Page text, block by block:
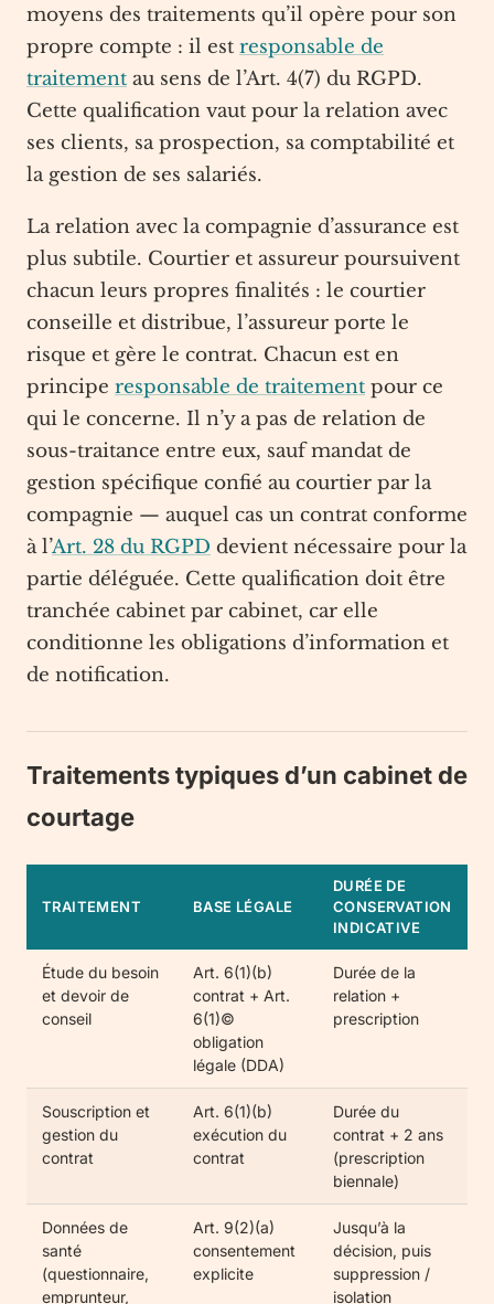
moyens des traitements qu’il opère pour son
propre compte : il est responsable de
traitement au sens de l’Art. 4(7) du RGPD.
Cette qualification vaut pour la relation avec
ses clients, sa prospection, sa comptabilité et
la gestion de ses salariés.
La relation avec la compagnie d’assurance est
plus subtile. Courtier et assureur poursuivent
chacun leurs propres finalités : le courtier
conseille et distribue, l’assureur porte le
risque et gère le contrat. Chacun est en
principe responsable de traitement pour ce
qui le concerne. Il n’y a pas de relation de
sous-traitance entre eux, sauf mandat de
gestion spécifique confié au courtier par la
compagnie — auquel cas un contrat conforme
à l’Art. 28 du RGPD devient nécessaire pour la
partie déléguée. Cette qualification doit être
tranchée cabinet par cabinet, car elle
conditionne les obligations d’information et
de notification.
Traitements typiques d’un cabinet de
courtage
TRAITEMENT BASE LÉGALE
DURÉE DE
CONSERVATION
INDICATIVE
Étude du besoin
et devoir de
conseil
Art. 6(1)(b)
contrat + Art.
6(1)©
obligation
légale (DDA)
Durée de la
relation +
prescription
Souscription et
gestion du
contrat
Art. 6(1)(b)
exécution du
contrat
Durée du
contrat + 2 ans
(prescription
biennale)
Données de
santé
(questionnaire,
emprunteur,
Art. 9(2)(a)
consentement
explicite
Jusqu’à la
décision, puis
suppression /
isolation